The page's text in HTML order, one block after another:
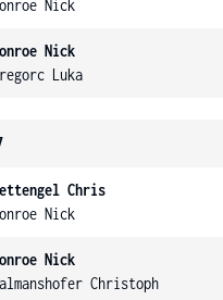
Nick
Nick
Luka
Chris
Nick
Nick
Christoph